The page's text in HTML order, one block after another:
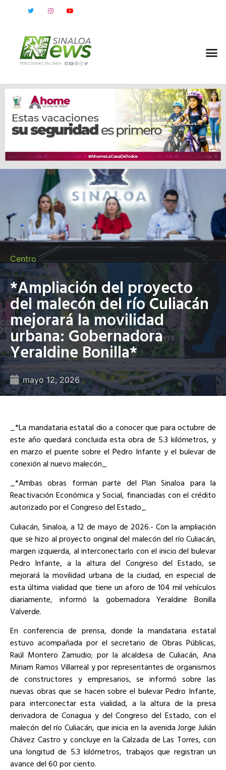
Centro
*Ampliación del proyecto
del malecón del río Culiacán
mejorará la movilidad
urbana: Gobernadora
Yeraldine Bonilla*
mayo 12, 2026
_*La mandataria estatal dio a conocer que para octubre de
este año quedará concluida esta obra de 5.3 kilómetros, y
en marzo el puente sobre el Pedro Infante y el bulevar de
conexión al nuevo malecón_
_*Ambas obras forman parte del Plan Sinaloa para la
Reactivación Económica y Social, financiadas con el crédito
autorizado por el Congreso del Estado_
Culiacán, Sinaloa, a 12 de mayo de 2026.- Con la ampliación
que se hizo al proyecto original del malecón del río Culiacán,
margen izquierda, al interconectarlo con el inicio del bulevar
Pedro Infante, a la altura del Congreso del Estado, se
mejorará la movilidad urbana de la ciudad, en especial de
esta última vialidad que tiene un aforo de 104 mil vehículos
diariamente, informó la gobernadora Yeraldine Bonilla
Valverde.
En conferencia de prensa, donde la mandataria estatal
estuvo acompañada por el secretario de Obras Públicas,
Raúl Montero Zamudio; por la alcaldesa de Culiacán, Ana
Miriam Ramos Villarreal y por representantes de organismos
de constructores y empresarios, se informó sobre las
nuevas obras que se hacen sobre el bulevar Pedro Infante,
para interconectar esta vialidad, a la altura de la presa
derivadora de Conagua y del Congreso del Estado, con el
malecón del río Culiacán, que inicia en la avenida Jorge Julián
Chávez Castro y concluye en la Calzada de Las Torres, con
una longitud de 5.3 kilómetros, trabajos que registran un
avance del 60 por ciento.